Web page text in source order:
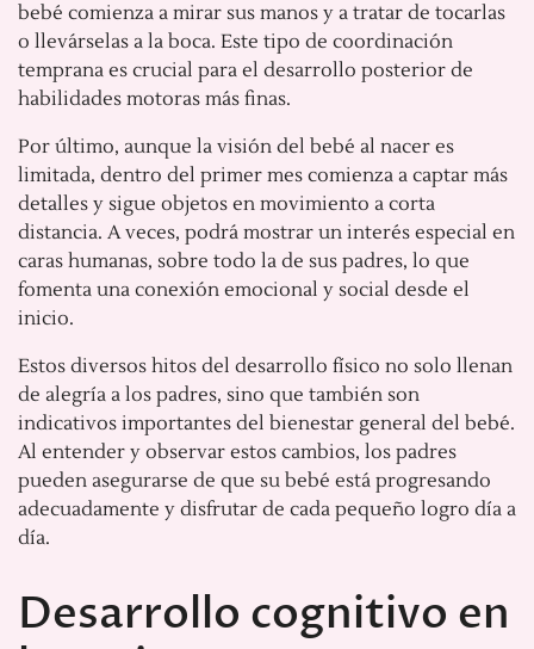
bebé comienza a mirar sus manos y a tratar de tocarlas
o llevárselas a la boca. Este tipo de coordinación
temprana es crucial para el desarrollo posterior de
habilidades motoras más finas.
Por último, aunque la visión del bebé al nacer es
limitada, dentro del primer mes comienza a captar más
detalles y sigue objetos en movimiento a corta
distancia. A veces, podrá mostrar un interés especial en
caras humanas, sobre todo la de sus padres, lo que
fomenta una conexión emocional y social desde el
inicio.
Estos diversos hitos del desarrollo físico no solo llenan
de alegría a los padres, sino que también son
indicativos importantes del bienestar general del bebé.
Al entender y observar estos cambios, los padres
pueden asegurarse de que su bebé está progresando
adecuadamente y disfrutar de cada pequeño logro día a
día.
Desarrollo cognitivo en